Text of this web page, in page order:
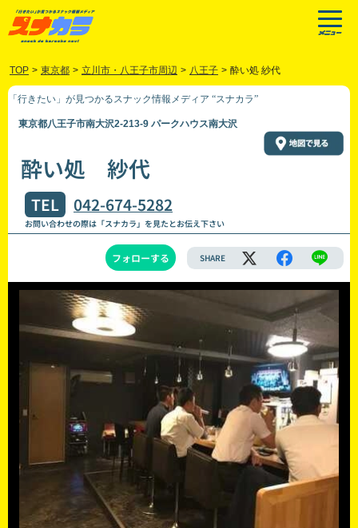
TOP > 東京都 > 立川市・八王子市周辺 > 八王子 > 酔い処 紗代
「行きたい」が見つかるスナック情報メディア “スナカラ”
東京都八王子市南大沢2-213-9 パークハウス南大沢
酔い処 紗代
TEL 042-674-5282
お問い合わせの際は「スナカラ」を見たとお伝え下さい
フォローする SHARE